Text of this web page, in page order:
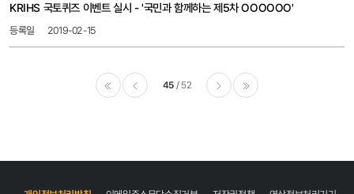
KRIHS 국토퀴즈 이벤트 실시 - '국민과 함께하는 제5차 OOOOOO'
2019-02-15
45 52